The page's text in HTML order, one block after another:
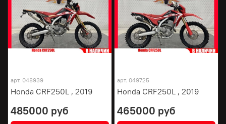
арт. 048939
Honda CRF250L , 2019
485000 руб
арт. 049725
Honda CRF250L , 2019
465000 руб